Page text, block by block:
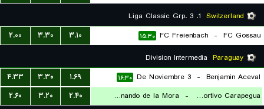
Switzerland
FC Gossau
-
FC Freienbach ۱۵:۳۰ ۳.۱۰ ۳.۳۰
۲.۰۰
Paraguay
Benjamin Aceval
-
3 De Noviembre ۱۶:۳۰ ۱.۶۹ ۳.۳۰
۴.۳۳
Club Sportivo Carapegua
-
Fernando de la Mora ۲.۴۰ ۳.۲۰
۲.۶۰